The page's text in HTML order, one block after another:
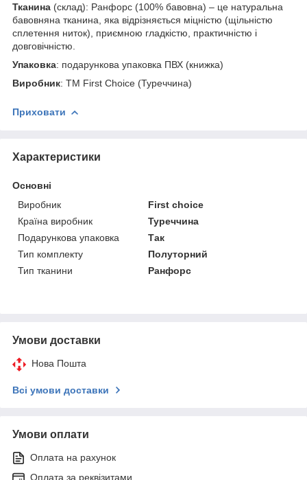
Тканина (склад): Ранфорс (100% бавовна) – це натуральна
бавовняна тканина, яка відрізняється міцністю (щільністю
сплетення ниток), приємною гладкістю, практичністю і
довговічністю.
Упаковка: подарункова упаковка ПВХ (книжка)
Виробник: ТМ First Choice (Туреччина)
Приховати
Характеристики
Основні
Виробник
First choice
Країна виробник
Туреччина
Подарункова упаковка
Так
Тип комплекту
Полуторний
Тип тканини
Ранфорс
Умови доставки
Нова Пошта
Всі умови доставки
Умови оплати
Оплата на рахунок
Оплата за реквізитами